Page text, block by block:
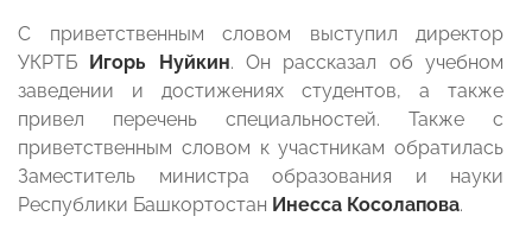
С приветственным словом выступил директор
УКРТБ
Игорь Нуйкин. Он рассказал об учебном
заведении и достижениях студентов, а также
привел перечень специальностей. Также с
приветственным словом к участникам обратилась
Заместитель министра образования и науки
Республики Башкортостан Инесса Косолапова.